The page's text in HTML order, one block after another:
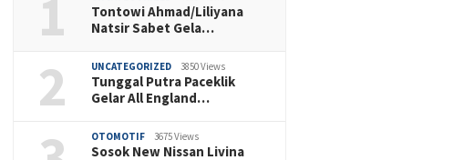
1
Tontowi Ahmad/Liliyana
Natsir Sabet Gela…
2 UNCATEGORIZED 3850 Views
Tunggal Putra Paceklik
Gelar All England…
OTOMOTIF 3675 Views
Sosok New Nissan Livina